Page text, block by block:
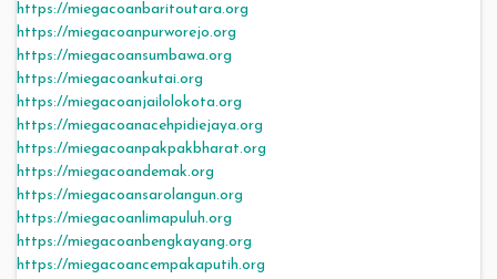
https://miegacoanbaritoutara.org
https://miegacoanpurworejo.org
https://miegacoansumbawa.org
https://miegacoankutai.org
https://miegacoanjailolokota.org
https://miegacoanacehpidiejaya.org
https://miegacoanpakpakbharat.org
https://miegacoandemak.org
https://miegacoansarolangun.org
https://miegacoanlimapuluh.org
https://miegacoanbengkayang.org
https://miegacoancempakaputih.org